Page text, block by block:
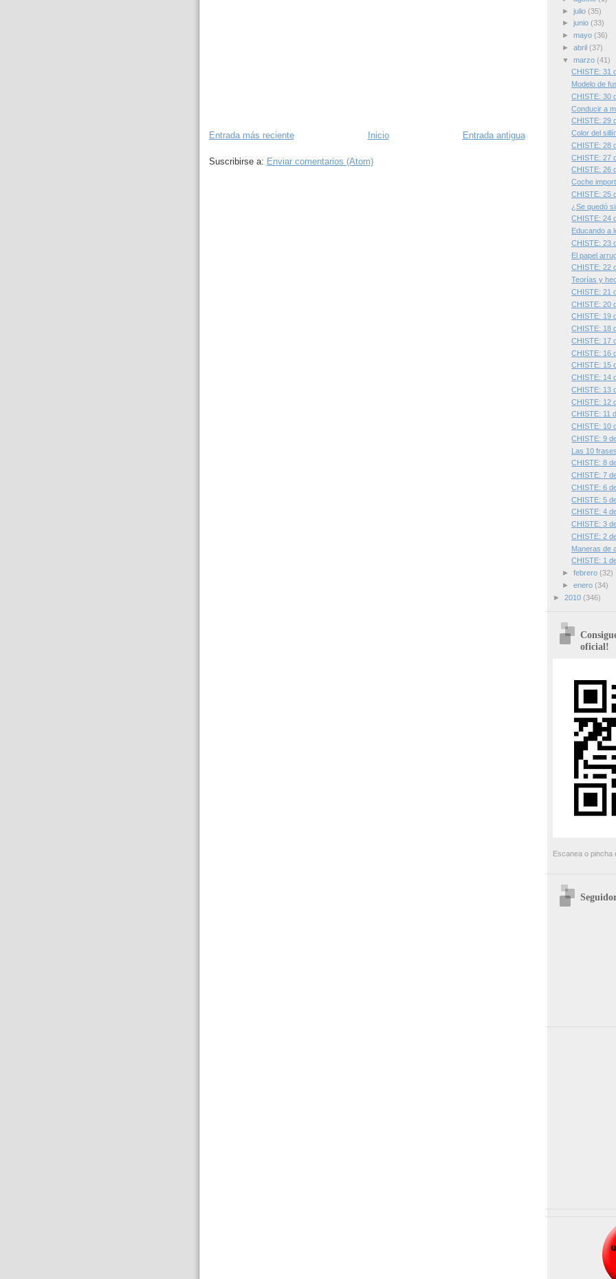
Entrada más reciente Entrada antigua
Inicio
Suscribirse a: Enviar comentarios (Atom)
► julio (35)
► junio (33)
► mayo (36)
► abril (37)
▼ marzo (41)
CHISTE: 31
Modelo de
CHISTE: 30
Conducir a
CHISTE: 29
Color del
CHISTE: 28
CHISTE: 27
CHISTE: 26
Coche
CHISTE: 25
¿Se quedó
CHISTE: 24
Educando a
CHISTE: 23
El papel
CHISTE: 22
Teorías y
CHISTE: 21
CHISTE: 20
CHISTE: 19
CHISTE: 18
CHISTE: 17
CHISTE: 16
CHISTE: 15
CHISTE: 14
CHISTE: 13
CHISTE: 12
CHISTE: 11
CHISTE: 10
CHISTE: 9
Las 10
CHISTE: 8
CHISTE: 7
CHISTE: 6
CHISTE: 5
CHISTE: 4
CHISTE: 3
CHISTE: 2
Maneras de
CHISTE: 1
► febrero (32)
► enero (34)
► 2010 (346)
oficial!
Escanea o pincha